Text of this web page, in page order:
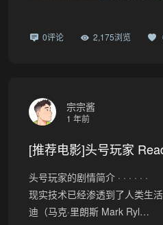
0评论 2,175浏览
宗宗酱
1 年前
[推荐电影]头号玩家
头号玩家的剧情简介 · · · · ·
现实技术已经渗透到了人类生
迪（马克·里朗斯 Mark Ryl…